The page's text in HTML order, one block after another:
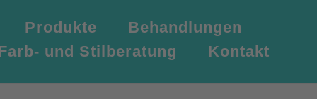
Produkte
Behandlungen
und Stilberatung
Kontakt